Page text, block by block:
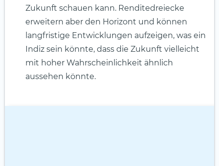
Zukunft schauen kann. Renditedreiecke
erweitern aber den Horizont und können
langfristige Entwicklungen aufzeigen, was ein
Indiz sein könnte, dass die Zukunft vielleicht
mit hoher Wahrscheinlichkeit ähnlich
aussehen könnte.